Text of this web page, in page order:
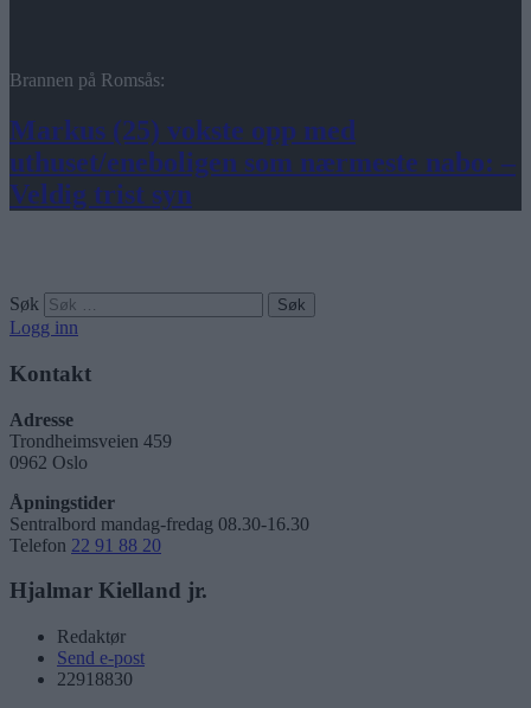
Brannen på Romsås:
Markus (25) vokste opp med
uthuset/eneboligen som nærmeste nabo: –
Veldig trist syn
Søk
Logg inn
Kontakt
Adresse
Trondheimsveien 459
0962 Oslo
Åpningstider
Sentralbord mandag-fredag 08.30-16.30
Telefon 22 91 88 20
Hjalmar Kielland jr.
Redaktør
Send e-post
22918830